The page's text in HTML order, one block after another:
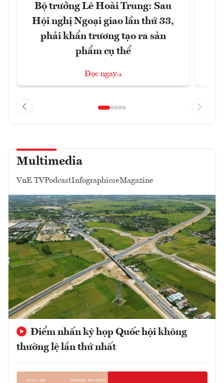
Bộ trưởng Lê Hoài Trung: Sau
Hội nghị Ngoại giao lần thứ 33,
phải khẩn trương tạo ra sản
phẩm cụ thể
Đọc ngay
Multimedia
VnE TVPodcastInfographicseMagazine
Điểm nhấn kỳ họp Quốc hội không
thường lệ lần thứ nhất